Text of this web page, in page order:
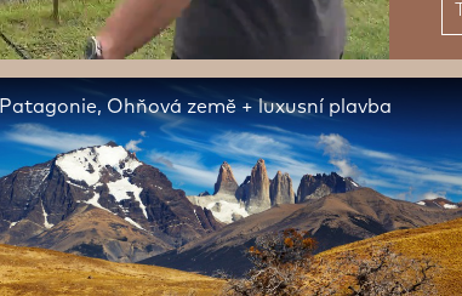
Patagonie, Ohňová země + luxusní plavba